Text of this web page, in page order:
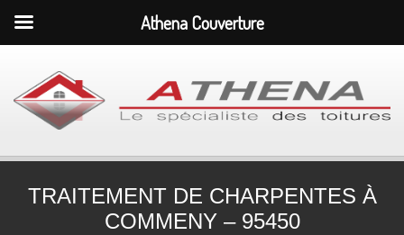
TRAITEMENT DE CHARPENTES À
COMMENY – 95450
Athena Couverture